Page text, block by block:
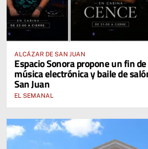
ALCÁZAR DE SAN JUAN
Espacio Sonora propone un fin
música electrónica y baile de
San Juan
EL SEMANAL